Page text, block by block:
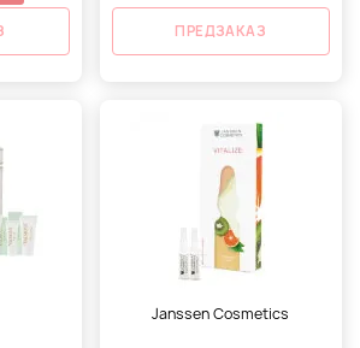
ПРЕДЗАКАЗ
Janssen Cosmetics